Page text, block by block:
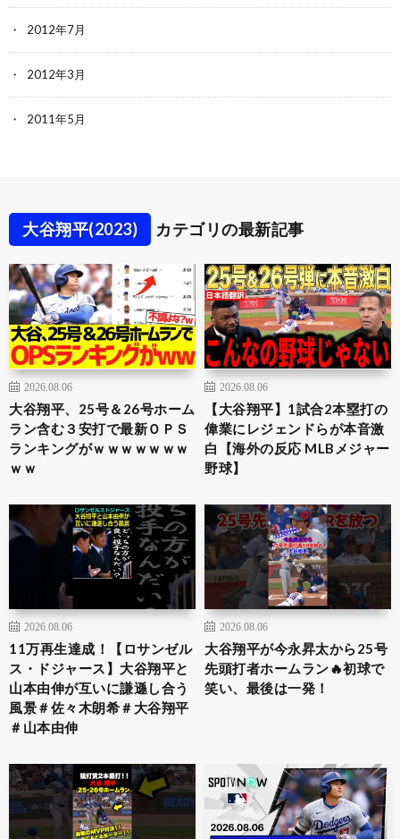
2012年7月
2012年3月
2011年5月
大谷翔平(2023) カテゴリの最新記事
2026.08.06
大谷翔平、25号＆26号ホーム
ラン含む３安打で最新ＯＰＳ
ランキングがｗｗｗｗｗｗｗ
ｗｗ
2026.08.06
【大谷翔平】1試合2本塁打の
偉業にレジェンドらが本音激
白【海外の反応 MLBメジャー
野球】
2026.08.06
11万再生達成！【ロサンゼル
ス・ドジャース】大谷翔平と
山本由伸が互いに謙遜し合う
風景＃佐々木朗希＃大谷翔平
＃山本由伸
2026.08.06
大谷翔平が今永昇太から25号
先頭打者ホームラン🔥初球で
笑い、最後は一発！